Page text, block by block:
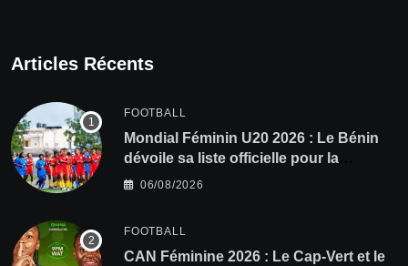
Articles Récents
FOOTBALL
Mondial Féminin U20 2026 : Le Bénin
dévoile sa liste officielle pour la
Pologne
06/08/2026
FOOTBALL
CAN Féminine 2026 : Le Cap-Vert et le